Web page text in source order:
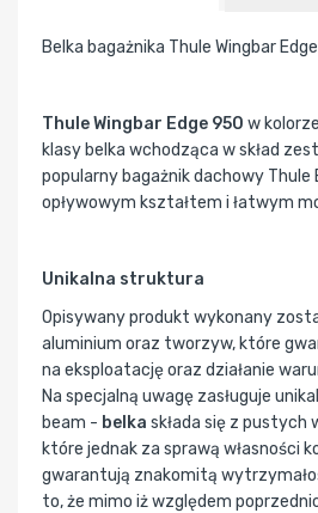
Belka bagażnika Thule Wingbar
Thule Wingbar Edge 950 w
klasy belka wchodząca w skład
popularny bagażnik dachowy Thule
opływowym kształtem i łatwym
Unikalna struktura
Opisywany produkt wykonany
aluminium oraz tworzyw, które
na eksploatację oraz działanie
Na specjalną uwagę zasługuje
beam - belka składa się z pustych
które jednak za sprawą własności
gwarantują znakomitą
to, że mimo iż względem